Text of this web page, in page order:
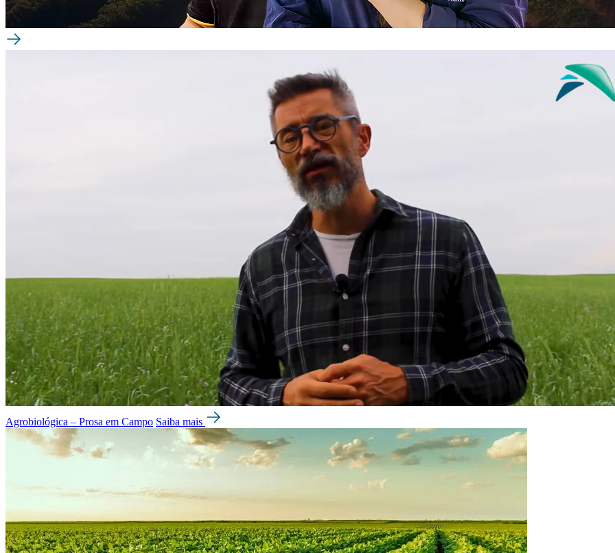
Agrobiológica – Prosa em Campo Saiba mais